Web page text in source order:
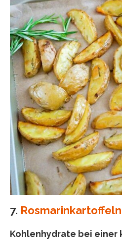
7.
Kohlenhydrate bei einer